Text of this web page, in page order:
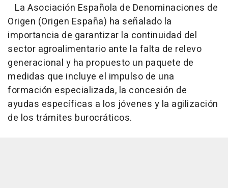
La Asociación Española de Denominaciones de
Origen (Origen España) ha señalado la
importancia de garantizar la continuidad del
sector agroalimentario ante la falta de relevo
generacional y ha propuesto un paquete de
medidas que incluye el impulso de una
formación especializada, la concesión de
ayudas específicas a los jóvenes y la agilización
de los trámites burocráticos.